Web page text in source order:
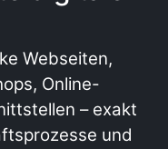
Webseiten,
Online-
– exakt
und